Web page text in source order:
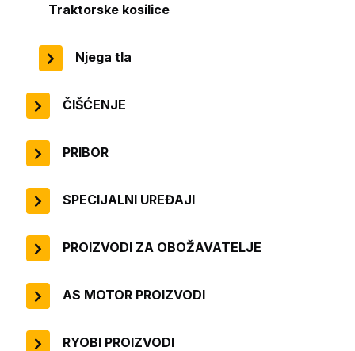
Traktorske kosilice
Njega tla
ČIŠĆENJE
PRIBOR
SPECIJALNI UREĐAJI
PROIZVODI ZA OBOŽAVATELJE
AS MOTOR PROIZVODI
RYOBI PROIZVODI